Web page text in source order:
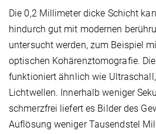
Die 0,2 Millimeter dicke Schicht
hindurch gut mit modernen
untersucht werden, zum Beispiel
optischen Kohärenztomografie.
funktioniert ähnlich wie
Lichtwellen. Innerhalb weniger
schmerzfrei liefert es Bilder des
Auflösung weniger Tausendstel